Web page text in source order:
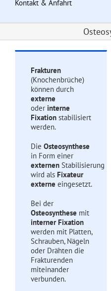
Kontakt & Anfahrt
Frakturen
(Knochenbrüche)
können durch
externe
oder interne
Fixation stabilisiert
werden.
Die Osteosynthese
in Form einer
externen Stabilisierung
wird als Fixateur
externe eingesetzt.
Bei der
Osteosynthese mit
interner Fixation
werden mit Platten,
Schrauben, Nägeln
oder Drähten die
Frakturenden
miteinander
verbunden.